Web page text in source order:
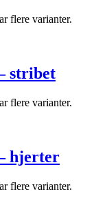
flere varianter.
stribet
flere varianter.
hjerter
flere varianter.